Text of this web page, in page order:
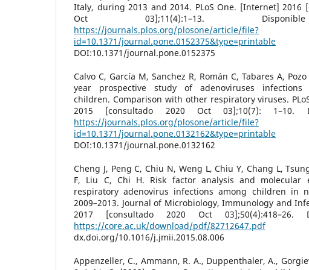
Italy, during 2013 and 2014. PLoS One. [Internet] 2016
Oct 03];11(4):1–13.
https://journals.plos.org/plosone/article/file?
id=10.1371/journal.pone.0152375&type=printable
DOI:10.1371/journal.pone.0152375
Calvo C, García M, Sanchez R, Román C, Tabares A,
year prospective study of adenoviruses infections
children. Comparison with other respiratory viruses.
2015 [consultado 2020 Oct 03];10(7): 1–10.
https://journals.plos.org/plosone/article/file?
id=10.1371/journal.pone.0132162&type=printable
DOI:10.1371/journal.pone.0132162
Cheng J, Peng C, Chiu N, Weng L, Chiu Y, Chang L,
F, Liu C, Chi H. Risk factor analysis and molecular
respiratory adenovirus infections among children in
2009–2013. Journal of Microbiology, Immunology and
2017 [consultado 2020 Oct 03];50(4):418–26.
https://core.ac.uk/download/pdf/82712647.pdf
dx.doi.org/10.1016/j.jmii.2015.08.006
Appenzeller, C., Ammann, R. A., Duppenthaler, A.,